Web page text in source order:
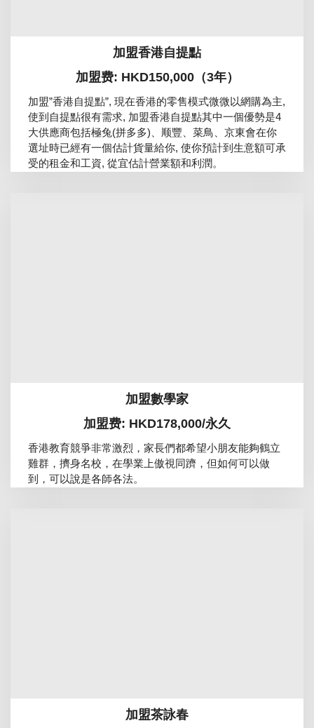
加盟香港自提點
加盟费: HKD150,000（3年）
加盟”香港自提點”, 現在香港的零售模式微微以網購為主,
使到自提點很有需求, 加盟香港自提點其中一個優勢是4
大供應商包括極兔(拼多多)、顺豐、菜鳥、京東會在你
選址時已經有一個估計貨量給你, 使你預計到生意額可承
受的租金和工資, 從宜估計營業額和利潤。
加盟數學家
加盟费: HKD178,000/永久
香港教育競爭非常激烈，家長們都希望小朋友能夠鶴立
雞群，擠身名校，在學業上傲視同躋，但如何可以做
到，可以說是各師各法。
加盟茶詠春